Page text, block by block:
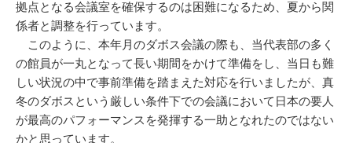
拠点となる会議室を確保するのは困難になるため、夏から関
係者と調整を行っています。
このように、本年月のダボス会議の際も、当代表部の多く
の館員が一丸となって長い期間をかけて準備をし、当日も難
しい状況の中で事前準備を踏まえた対応を行いましたが、真
冬のダボスという厳しい条件下での会議において日本の要人
が最高のパフォーマンスを発揮する一助となれたのではない
かと思っています。